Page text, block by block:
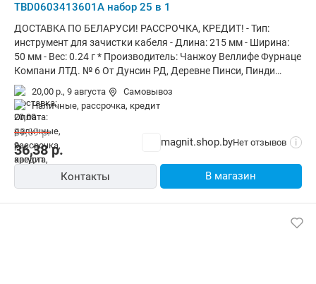
TBD0603413601A набор 25 в 1
ДОСТАВКА ПО БЕЛАРУСИ! РАССРОЧКА, КРЕДИТ! - Тип:
инструмент для зачистки кабеля - Длина: 215 мм - Ширина:
50 мм - Вес: 0.24 г * Производитель: Чанжоу Веллифе Фурнаце
Компани ЛТД. № 6 От Дунсин РД, Деревне Пинси, Пинди
Города, Район Лунган, Шэньчжэнь, Китай * Завод-
изготовитель: Китай * Импортер: ООО Триовист , 220020, г.
Минск, ПОБЕДИТЕЛЕЙ пр., дом № 100, офис 203 * Сервисный
центр: ООО Триовист (Минск, ул. Тростенецкая, д. 17) *
Гарантийный срок: 1 год
20,00 р., 9 августа
Самовывоз
наличные, рассрочка, кредит
36,38р.
39,69р.
magnit.shop.byНет отзывов i
Контакты В магазин